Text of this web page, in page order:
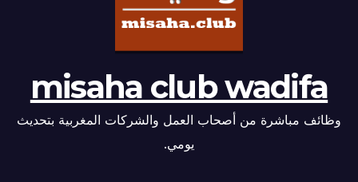
misaha club wadifa
وظائف مباشرة من أصحاب العمل والشركات المغربية بتحديث
يومي.